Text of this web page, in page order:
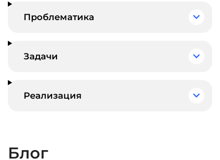
Проблематика
Задачи
Реализация
Блог